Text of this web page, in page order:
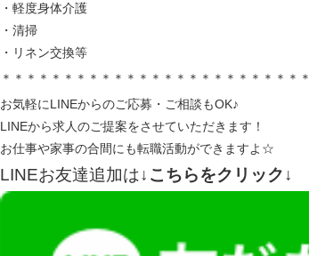
・軽度身体介護
・清掃
・リネン交換等
＊＊＊＊＊＊＊＊＊＊＊＊＊＊＊＊＊＊＊＊＊＊＊＊＊
お気軽にLINEからのご応募・ご相談もOK♪
LINEから求人のご提案をさせていただきます！
お仕事や家事の合間にも転職活動ができますよ☆
LINEお友達追加は↓こちらをクリック↓